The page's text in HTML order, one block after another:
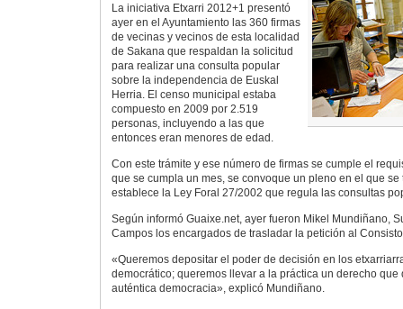
La iniciativa Etxarri 2012+1 presentó
ayer en el Ayuntamiento las 360 firmas
de vecinas y vecinos de esta localidad
de Sakana que respaldan la solicitud
para realizar una consulta popular
sobre la independencia de Euskal
Herria. El censo municipal estaba
compuesto en 2009 por 2.519
personas, incluyendo a las que
entonces eran menores de edad.
Con este trámite y ese número de firmas se cumple el
que se cumpla un mes, se convoque un pleno en el que se
establece la Ley Foral 27/2002 que regula las consultas
Según informó Guaixe.net, ayer fueron Mikel Mundiñano,
Campos los encargados de trasladar la petición al
«Queremos depositar el poder de decisión en los
democrático; queremos llevar a la práctica un derecho
auténtica democracia», explicó Mundiñano.